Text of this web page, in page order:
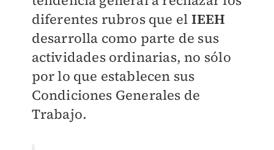
diferentes rubros que el IEEH
desarrolla como parte de sus
actividades ordinarias, no sólo
por lo que establecen sus
Condiciones Generales de
Trabajo.